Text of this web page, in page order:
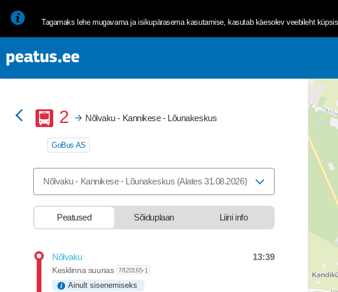
<p><span style="font-size: 10pt; line-height: 107%; font-family: helvetica, arial,
Tagamaks lehe mugavama ja isikupärasema kasutamise, kasutab käesolev veebileht
Buss
2 Nõlvaku - Kannikese - Lõunakeskus
GoBus AS
Nõlvaku - Kannikese - Lõunakeskus (Alates 31.08.2026)
Peatused Sõiduplaan Liini info
Nõlvaku Departure time was at
13:39
Kesklinna suunas 7820165-1
Ainult sisenemiseks